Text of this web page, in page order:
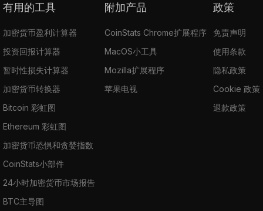
有用的工具
加密货币盈利计算器
投资回报计算器
暂时性损失计算器
加密货币转换器
Bitcoin 彩虹图
Ethereum 彩虹图
加密货币恐惧和贪婪指数
CoinStats小部件
24小时加密货币市场报告
BTC主导图
附加产品
CoinStats Chrome扩展程序
MacOS小工具
Mozilla扩展程序
苹果电视
政策
免责声明
使用条款
隐私政策
Cookie 政策
退款政策